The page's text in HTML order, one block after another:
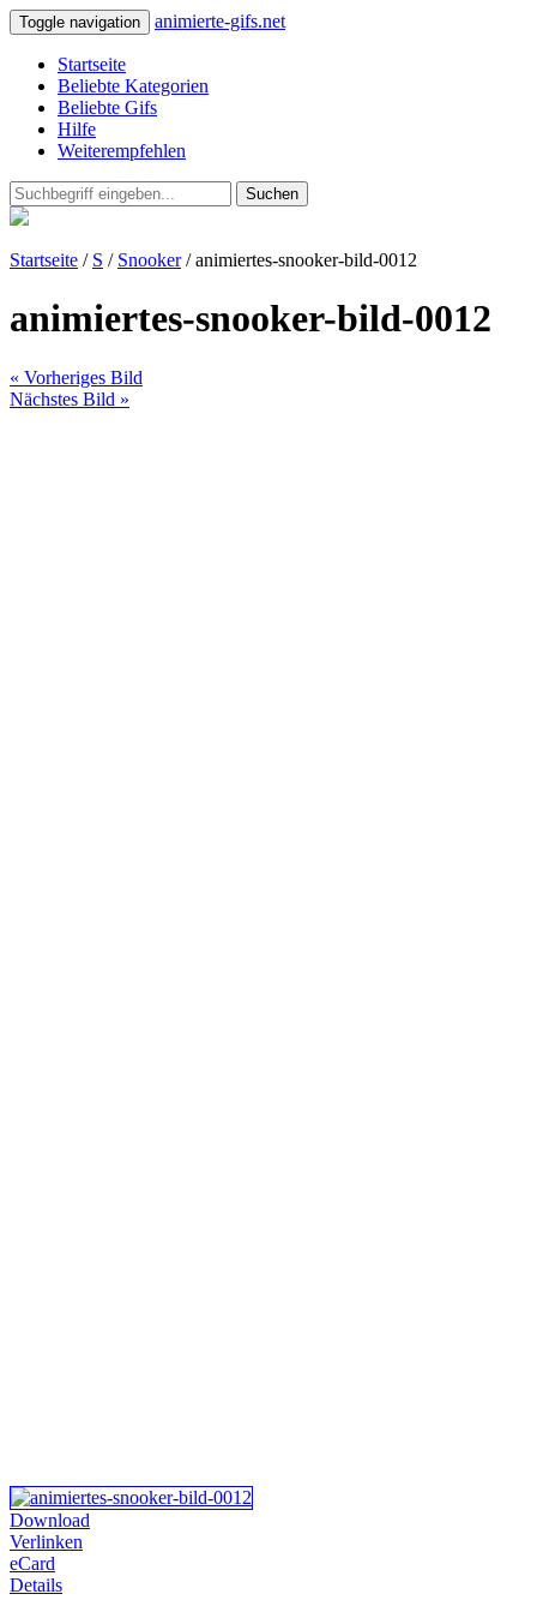
Toggle navigation animierte-gifs.net
Startseite
Beliebte Kategorien
Beliebte Gifs
Hilfe
Weiterempfehlen
Suchen
Startseite / S / Snooker/ animiertes-snooker-bild-0012
animiertes-snooker-bild-0012
« Vorheriges Bild
Nächstes Bild »
Download
Verlinken
eCard
Details